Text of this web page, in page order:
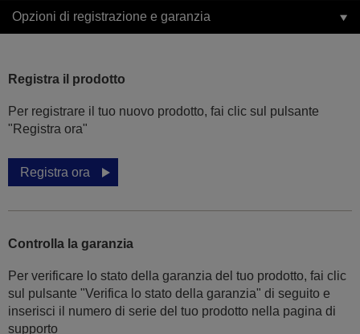
Opzioni di registrazione e garanzia
Registra il prodotto
Per registrare il tuo nuovo prodotto, fai clic sul pulsante
"Registra ora"
Registra ora
Controlla la garanzia
Per verificare lo stato della garanzia del tuo prodotto, fai clic
sul pulsante "Verifica lo stato della garanzia" di seguito e
inserisci il numero di serie del tuo prodotto nella pagina di
supporto